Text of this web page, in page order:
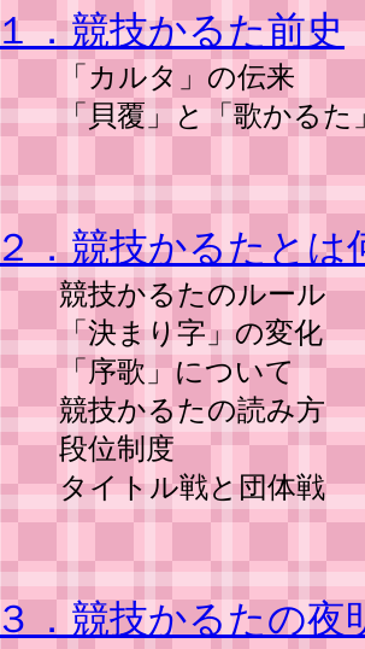
１．競技かるた前史
「カルタ」の伝来
「貝覆」と「歌かるた
２．競技かるたとは
競技かるたのルール
「決まり字」の変化
「序歌」について
競技かるたの読み方
段位制度
タイトル戦と団体戦
３．競技かるたの夜